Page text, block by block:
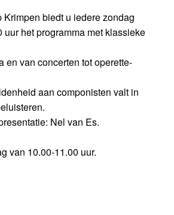
Krimpen biedt u iedere zondag
uur het programma met klassieke
en van concerten tot operette-
aan componisten valt in
Nel van Es.
van 10.00-11.00 uur.